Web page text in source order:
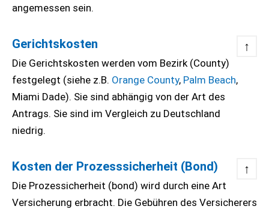
angemessen sein.
Gerichtskosten ↑
Die Gerichtskosten werden vom Bezirk (County)
festgelegt (siehe z.B. Orange County, Palm Beach,
Miami Dade). Sie sind abhängig von der Art des
Antrags. Sie sind im Vergleich zu Deutschland
niedrig.
Kosten der Prozesssicherheit (Bond) ↑
Die Prozessicherheit (bond) wird durch eine Art
Versicherung erbracht. Die Gebühren des Versicherers